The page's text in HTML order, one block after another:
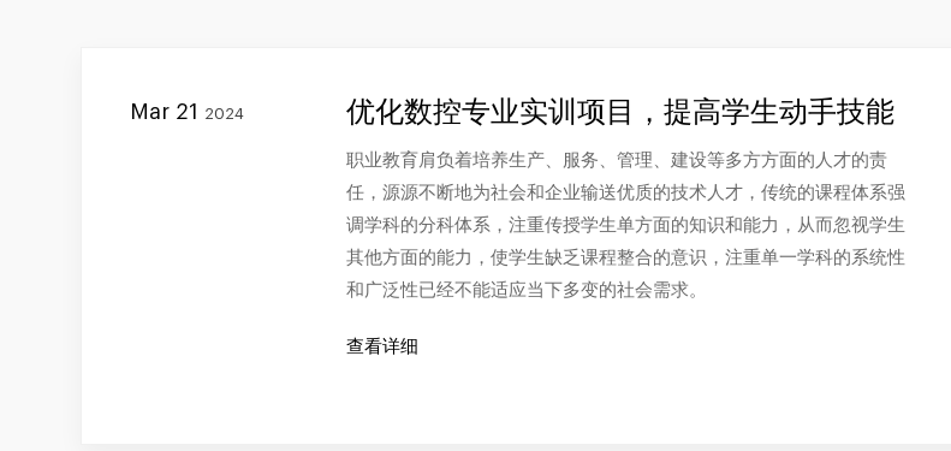
Mar 21 2024 优化数控专业实训项目，提高学生动手技能
职业教育肩负着培养生产、服务、管理、建设等多方方面的人才的责
任，源源不断地为社会和企业输送优质的技术人才，传统的课程体系强
调学科的分科体系，注重传授学生单方面的知识和能力，从而忽视学生
其他方面的能力，使学生缺乏课程整合的意识，注重单一学科的系统性
和广泛性已经不能适应当下多变的社会需求。
查看详细